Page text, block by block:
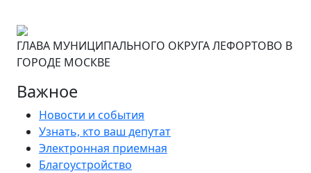
ГЛАВА МУНИЦИПАЛЬНОГО ОКРУГА ЛЕФОРТОВО В
ГОРОДЕ МОСКВЕ
Важное
Новости и события
Узнать, кто ваш депутат
Электронная приемная
Благоустройство